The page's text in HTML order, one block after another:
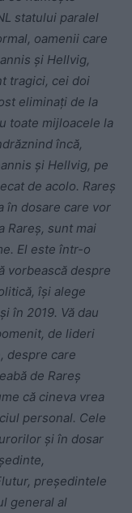
statului paralel
oamenii care
și Hellvig,
tragici, cei doi
eliminați de la
toate mijloacele la
încă,
și Hellvig, pe
de acolo. Rareș
în dosare care vor
Rareș, sunt mai
El este într-o
vorbească despre
își alege
în 2019. Vă dau
de lideri
despre care
de Rareș
că cineva vrea
personal. Cele
și în dosar
președintele
general al